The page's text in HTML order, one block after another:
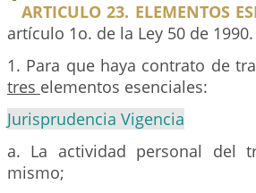
ARTICULO 23. ELEMENTOS
artículo 1o. de la Ley 50 de
1. Para que haya contrato de
tres elementos esenciales:
Jurisprudencia Vigencia
a. La actividad personal del
mismo;